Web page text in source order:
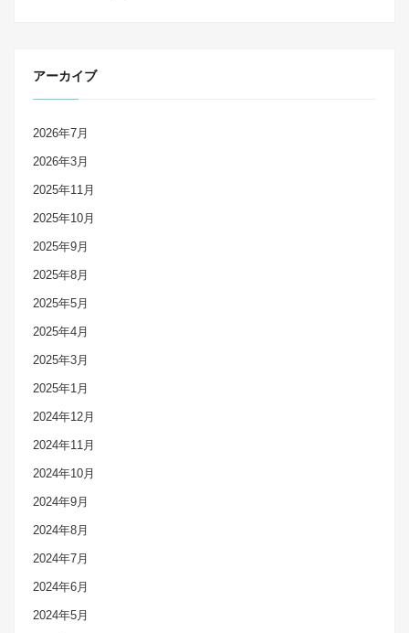
アーカイブ
2026年7月
2026年3月
2025年11月
2025年10月
2025年9月
2025年8月
2025年5月
2025年4月
2025年3月
2025年1月
2024年12月
2024年11月
2024年10月
2024年9月
2024年8月
2024年7月
2024年6月
2024年5月